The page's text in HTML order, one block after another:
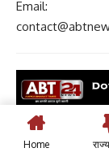
Email:
contact
©
Home